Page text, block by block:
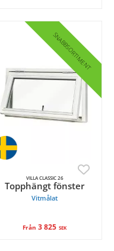
SNABBSORTIMENT
VILLA CLASSIC 26
Topphängt fönster
Vitmålat
Från 3 825 SEK